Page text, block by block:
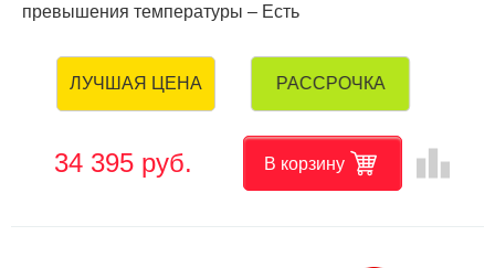
превышения температуры – Есть
ЛУЧШАЯ ЦЕНА РАССРОЧКА
34 395 руб. В корзину leaderboard